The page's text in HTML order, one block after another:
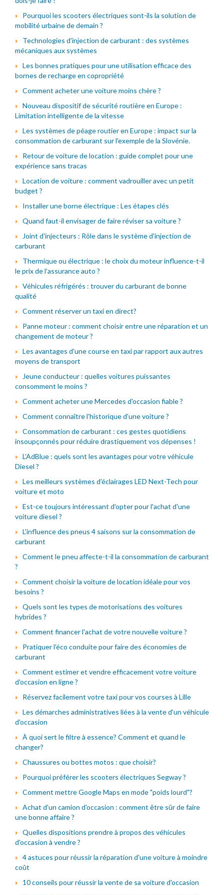
Pourquoi les scooters électriques sont-ils la solution de
mobilité urbaine de demain ?
Technologies d'injection de carburant : des systèmes
mécaniques aux systèmes
Les bonnes pratiques pour une utilisation efficace des
bornes de recharge en copropriété
Comment acheter une voiture moins chère ?
Nouveau dispositif de sécurité routière en Europe :
Limitation intelligente de la vitesse
Les systèmes de péage routier en Europe : impact sur la
consommation de carburant sur l'exemple de la Slovénie.
Retour de voiture de location : guide complet pour une
expérience sans tracas
Location de voiture : comment vadrouiller avec un petit
budget ?
Installer une borne électrique : Les étapes clés
Quand faut-il envisager de faire réviser sa voiture ?
Joint d'injecteurs : Rôle dans le système d'injection de
carburant
Thermique ou électrique : le choix du moteur influence-t-il
le prix de l'assurance auto ?
Véhicules réfrigérés : trouver du carburant de bonne
qualité
Comment réserver un taxi en direct?
Panne moteur : comment choisir entre une réparation et un
changement de moteur ?
Les avantages d'une course en taxi par rapport aux autres
moyens de transport
Jeune conducteur : quelles voitures puissantes
consomment le moins ?
Comment acheter une Mercedes d'occasion fiable ?
Comment connaître l'historique d'une voiture ?
Consommation de carburant : ces gestes quotidiens
insoupçonnés pour réduire drastiquement vos dépenses !
L'AdBlue : quels sont les avantages pour votre véhicule
Diesel ?
Les meilleurs systèmes d'éclairages LED Next-Tech pour
voiture et moto
Est-ce toujours intéressant d'opter pour l'achat d'une
voiture diesel ?
L'influence des pneus 4 saisons sur la consommation de
carburant
Comment le pneu affecte-t-il la consommation de carburant
?
Comment choisir la voiture de location idéale pour vos
besoins ?
Quels sont les types de motorisations des voitures
hybrides ?
Comment financer l'achat de votre nouvelle voiture ?
Pratiquer l'éco conduite pour faire des économies de
carburant
Comment estimer et vendre efficacement votre voiture
d'occasion en ligne ?
Réservez facilement votre taxi pour vos courses à Lille
Les démarches administratives liées à la vente d'un véhicule
d'occasion
À quoi sert le filtre à essence? Comment et quand le
changer?
Chaussures ou bottes motos : que choisir?
Pourquoi préférer les scooters électriques Segway ?
Comment mettre Google Maps en mode "poids lourd"?
Achat d'un camion d'occasion : comment être sûr de faire
une bonne affaire ?
Quelles dispositions prendre à propos des véhicules
d'occasion à vendre ?
4 astuces pour réussir la réparation d'une voiture à moindre
coût
10 conseils pour réussir la vente de sa voiture d'occasion